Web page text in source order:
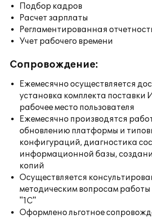
Подбор кадров
Расчет зарплаты
Регламентированная
Учет рабочего времени
Сопровождение:
Ежемесячно осуществляется
установка комплекта поставки
рабочее место пользователя
Ежемесячно производятся
обновлению платформы и
конфигураций, диагностика
информационной базы,
копий
Осуществляется
методическим вопросам
"1С"
Оформлено льготное